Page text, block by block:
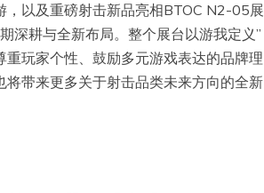
，以及重磅射击新品亮相BTOC N2-05展
深耕与全新布局。整个展台以游我定义”
玩家个性、鼓励多元游戏表达的品牌理
带来更多关于射击品类未来方向的全新